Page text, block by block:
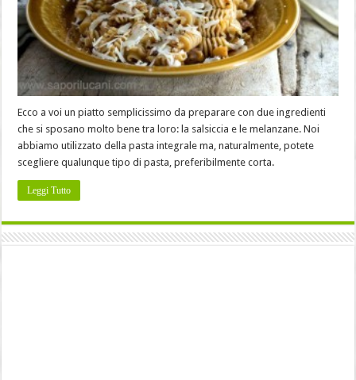
Ecco a voi un piatto semplicissimo da preparare con due ingredienti
che si sposano molto bene tra loro: la salsiccia e le melanzane. Noi
abbiamo utilizzato della pasta integrale ma, naturalmente, potete
scegliere qualunque tipo di pasta, preferibilmente corta.
Leggi Tutto